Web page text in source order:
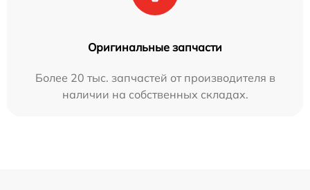
Оригинальные запчасти
Более 20 тыс. запчастей от производителя в
наличии на собственных складах.